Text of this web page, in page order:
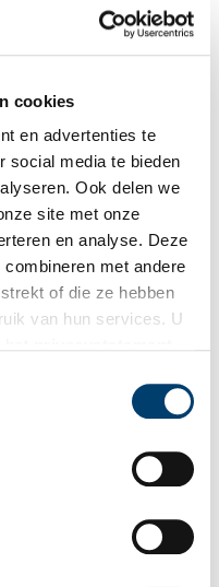
cookies
en advertenties te
social media te bieden
Ook delen we
site met onze
en analyse. Deze
met andere
of die ze hebben
van hun services. U
reactie.
gehouden wil worden.